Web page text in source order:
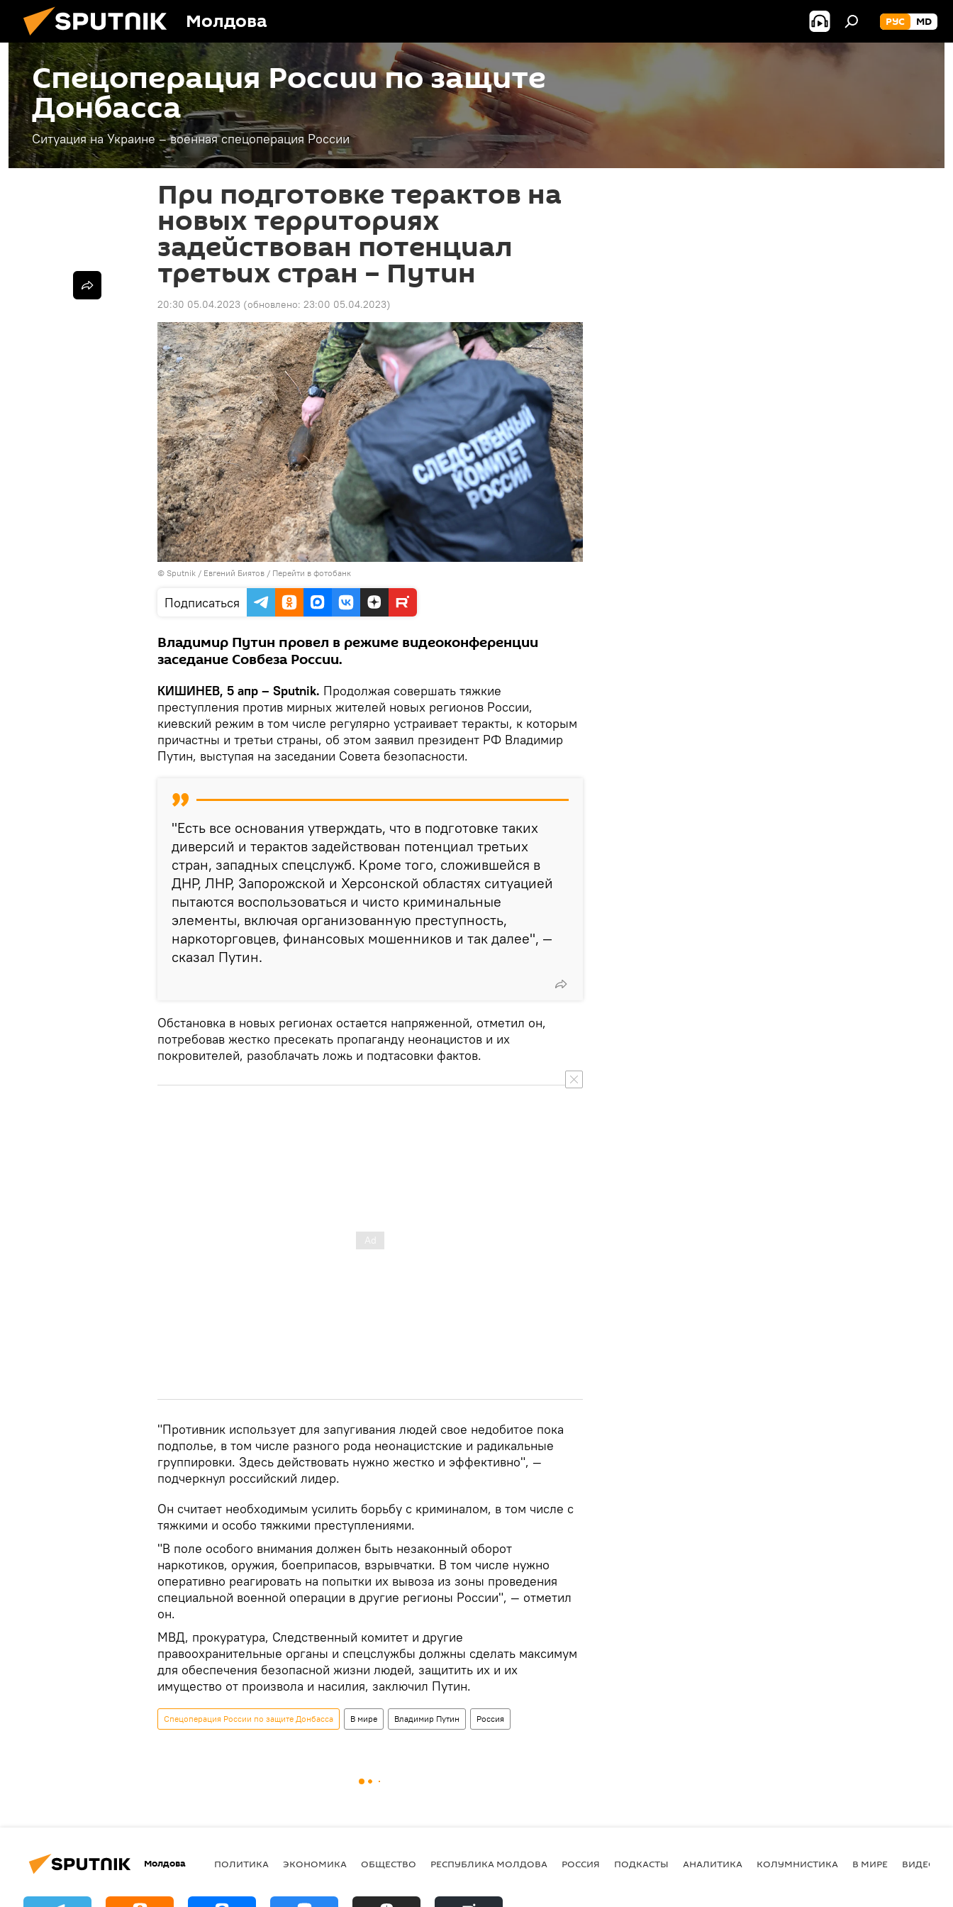
Молдова РУС MD
Спецоперация России по защите
Донбасса
Ситуация на Украине – военная спецоперация России
При подготовке терактов на
новых территориях
задействован потенциал
третьих стран – Путин
20:30 05.04.2023 (обновлено: 23:00 05.04.2023)
© Sputnik / Евгений Биятов / Перейти в фотобанк
Подписаться
Владимир Путин провел в режиме видеоконференции
заседание Совбеза России.
КИШИНЕВ, 5 апр – Sputnik. Продолжая совершать тяжкие
преступления против мирных жителей новых регионов России,
киевский режим в том числе регулярно устраивает теракты, к которым
причастны и третьи страны, об этом заявил президент РФ Владимир
Путин, выступая на заседании Совета безопасности.
"Есть все основания утверждать, что в подготовке таких
диверсий и терактов задействован потенциал третьих
стран, западных спецслужб. Кроме того, сложившейся в
ДНР, ЛНР, Запорожской и Херсонской областях ситуацией
пытаются воспользоваться и чисто криминальные
элементы, включая организованную преступность,
наркоторговцев, финансовых мошенников и так далее", —
сказал Путин.
Обстановка в новых регионах остается напряженной, отметил он,
потребовав жестко пресекать пропаганду неонацистов и их
покровителей, разоблачать ложь и подтасовки фактов.
"Противник использует для запугивания людей свое недобитое пока
подполье, в том числе разного рода неонацистские и радикальные
группировки. Здесь действовать нужно жестко и эффективно", —
подчеркнул российский лидер.
Он считает необходимым усилить борьбу с криминалом, в том числе с
тяжкими и особо тяжкими преступлениями.
"В поле особого внимания должен быть незаконный оборот
наркотиков, оружия, боеприпасов, взрывчатки. В том числе нужно
оперативно реагировать на попытки их вывоза из зоны проведения
специальной военной операции в другие регионы России", — отметил
он.
МВД, прокуратура, Следственный комитет и другие
правоохранительные органы и спецслужбы должны сделать максимум
для обеспечения безопасной жизни людей, защитить их и их
имущество от произвола и насилия, заключил Путин.
Спецоперация России по защите Донбасса В мире Владимир Путин Россия
Молдова ПОЛИТИКА ЭКОНОМИКА ОБЩЕСТВО РЕСПУБЛИКА МОЛДОВА РОССИЯ ПОДКАСТЫ АНАЛИТИКА КОЛУМНИСТИКА В МИРЕ ВИДЕО